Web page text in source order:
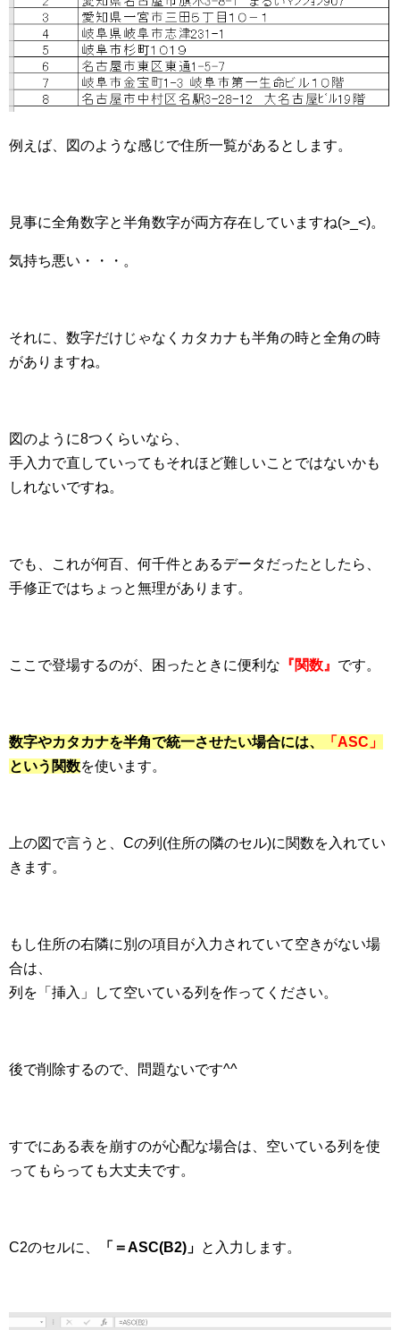
例えば、図のような感じで住所一覧があるとします。
見事に全角数字と半角数字が両方存在していますね(>_<)。
気持ち悪い・・・。
それに、数字だけじゃなくカタカナも半角の時と全角の時
がありますね。
図のように8つくらいなら、
手入力で直していってもそれほど難しいことではないかも
しれないですね。
でも、これが何百、何千件とあるデータだったとしたら、
手修正ではちょっと無理があります。
ここで登場するのが、困ったときに便利な 『関数』 です。
数字やカタカナを半角で統一させたい場合には、
「ASC」
という関数を使います。
上の図で言うと、Cの列(住所の隣のセル)に関数を入れてい
きます。
もし住所の右隣に別の項目が入力されていて空きがない場
合は、
列を「挿入」して空いている列を作ってください。
後で削除するので、問題ないです^^
すでにある表を崩すのが心配な場合は、空いている列を使
ってもらっても大丈夫です。
C2のセルに、 「＝ASC(B2)」 と入力します。